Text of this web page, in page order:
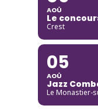
AOÛ
Le
Crest
05
AOÛ
Jazz
Le Monastier-